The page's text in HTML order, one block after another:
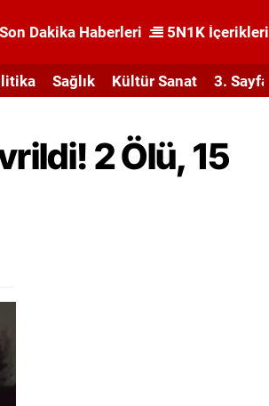
Son Dakika Haberleri 5N1K İçerikleri
Sağlık Kültür Sanat 3. Sayfa
2 Ölü, 15